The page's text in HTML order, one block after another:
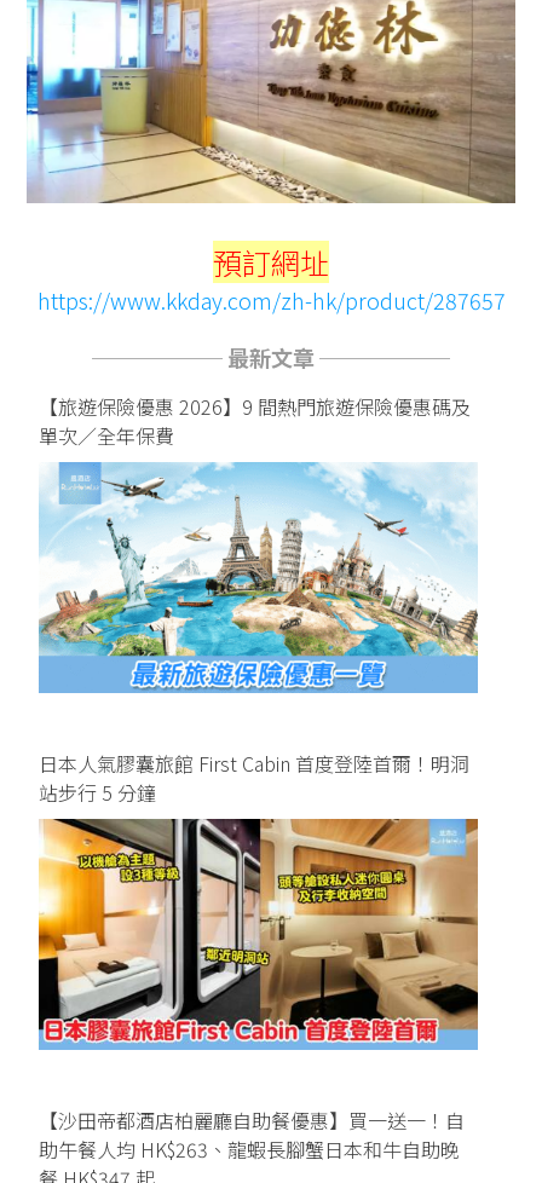
預訂網址
https://www.kkday.com/zh-hk/product/287657
────── 最新文章 ──────
【旅遊保險優惠 2026】9 間熱門旅遊保險優惠碼及
單次／全年保費
日本人氣膠囊旅館 First Cabin 首度登陸首爾！明洞
站步行 5 分鐘
【沙田帝都酒店柏麗廳自助餐優惠】買一送一！自
助午餐人均 HK$263、龍蝦長腳蟹日本和牛自助晚